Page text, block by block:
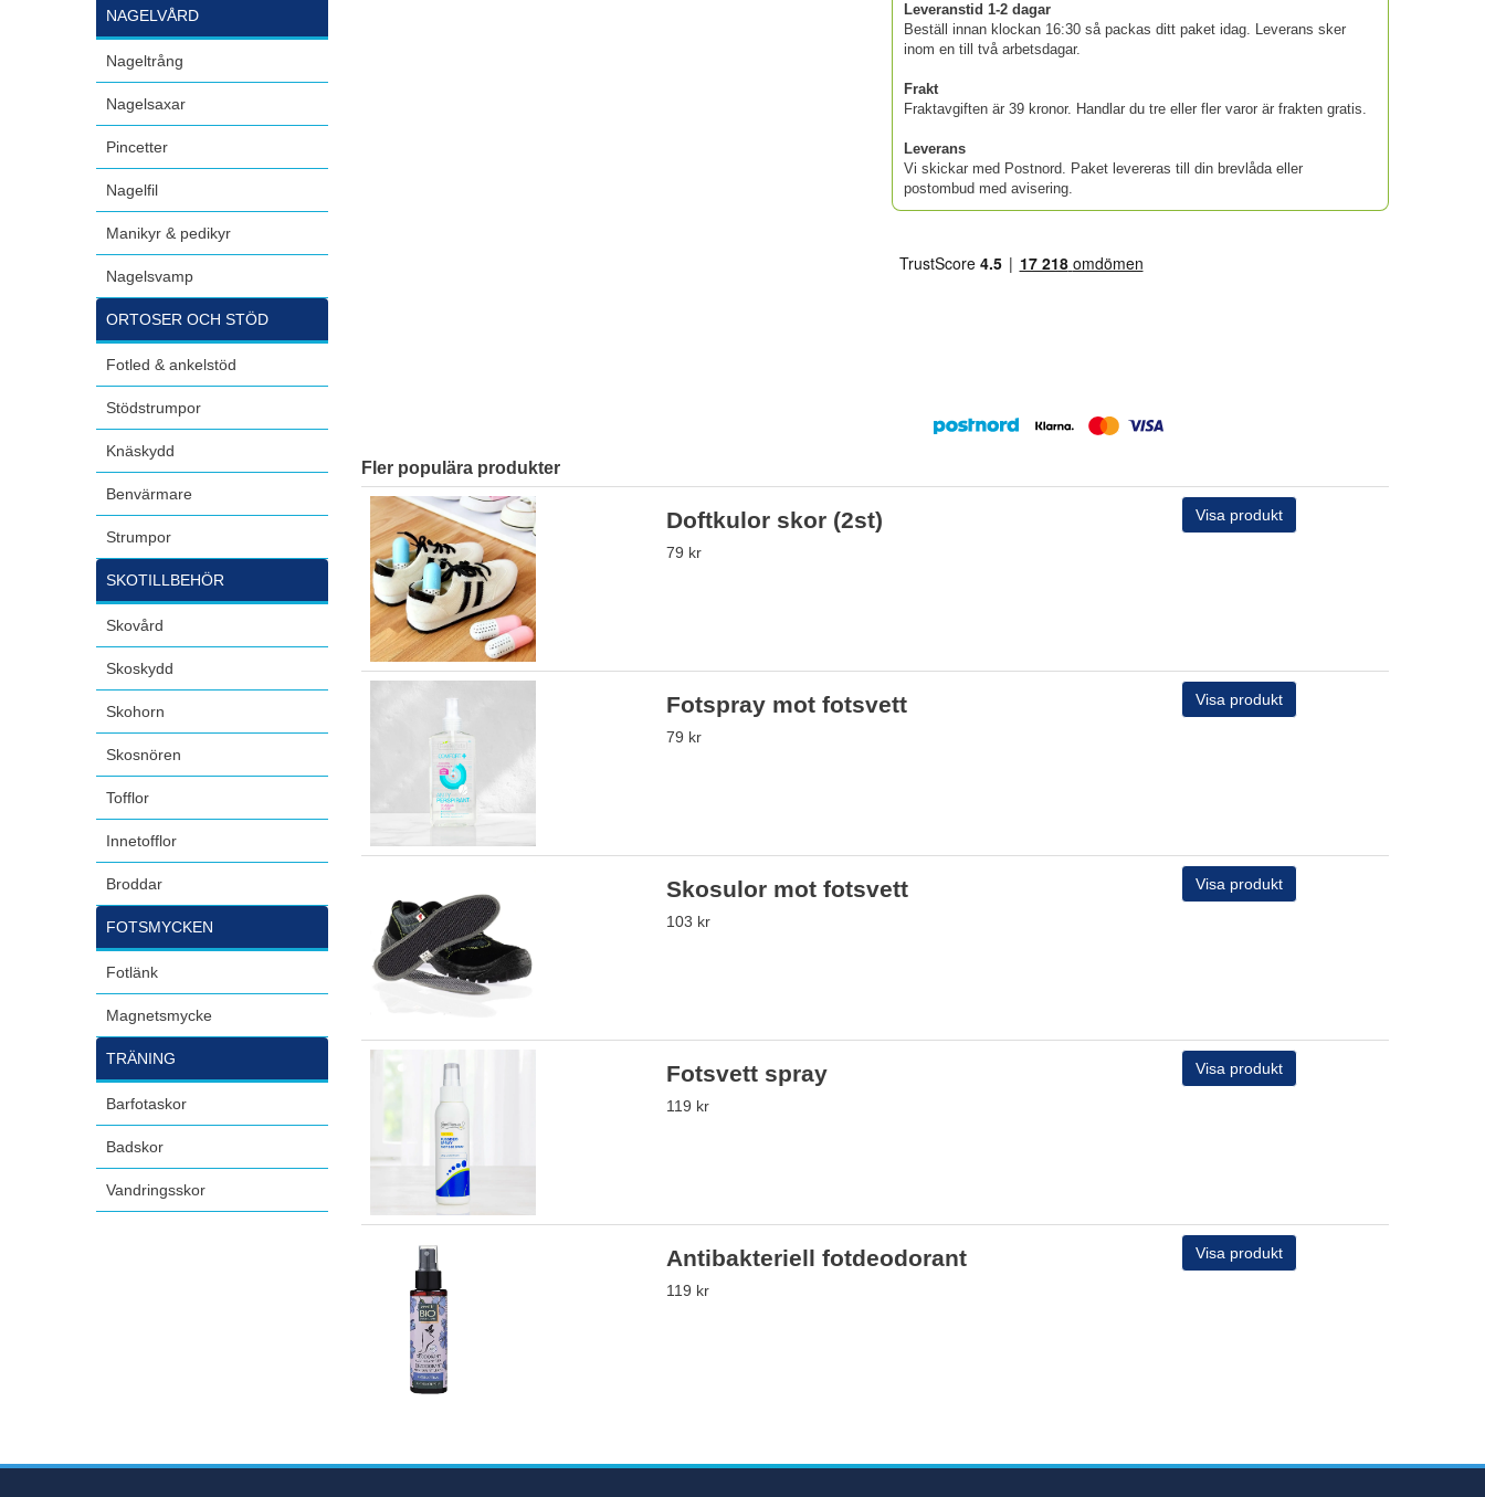
NAGELVÅRD
Nageltrång
Nagelsaxar
Pincetter
Nagelfil
Manikyr & pedikyr
Nagelsvamp
ORTOSER OCH STÖD
Fotled & ankelstöd
Stödstrumpor
Knäskydd
Benvärmare
Strumpor
SKOTILLBEHÖR
Skovård
Skoskydd
Skohorn
Skosnören
Tofflor
Innetofflor
Broddar
FOTSMYCKEN
Fotlänk
Magnetsmycke
TRÄNING
Barfotaskor
Badskor
Vandringsskor
Leveranstid 1-2 dagar
Beställ innan klockan 16:30 så packas ditt paket idag. Leverans sker
inom en till två arbetsdagar.
Frakt
Fraktavgiften är 39 kronor. Handlar du tre eller fler varor är frakten gratis.
Leverans
Vi skickar med Postnord. Paket levereras till din brevlåda eller
postombud med avisering.
Fler populära produkter
Doftkulor skor (2st)
79 kr
Visa produkt
Fotspray mot fotsvett
79 kr
Visa produkt
Skosulor mot fotsvett
103 kr
Visa produkt
Fotsvett spray
119 kr
Visa produkt
Antibakteriell fotdeodorant
119 kr
Visa produkt